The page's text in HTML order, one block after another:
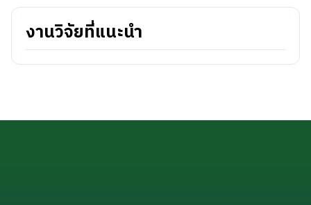
งานวิจัยที่แนะนำ